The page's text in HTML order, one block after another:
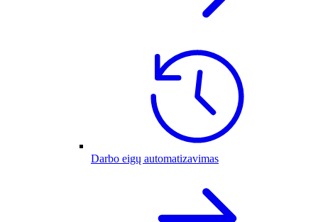
Darbo eigų automatizavimas